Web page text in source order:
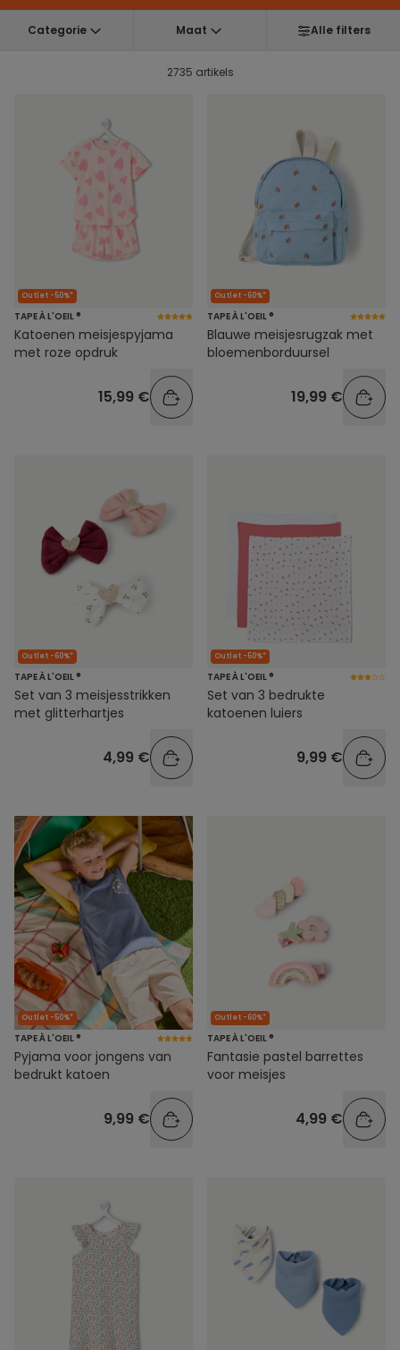
Categorie Maat Alle filters
2735 artikels
Outlet -50%*
TAPE À L'OEIL ®
Katoenen meisjespyjama
met roze opdruk
15,99 €
Outlet -60%*
TAPE À L'OEIL ®
Blauwe meisjesrugzak met
bloemenborduursel
19,99 €
Outlet -60%*
TAPE À L'OEIL ®
Set van 3 meisjesstrikken
met glitterhartjes
4,99 €
Outlet -50%*
TAPE À L'OEIL ®
Set van 3 bedrukte
katoenen luiers
9,99 €
Outlet -50%*
TAPE À L'OEIL ®
Pyjama voor jongens van
bedrukt katoen
9,99 €
Outlet -60%*
TAPE À L'OEIL ®
Fantasie pastel barrettes
voor meisjes
4,99 €